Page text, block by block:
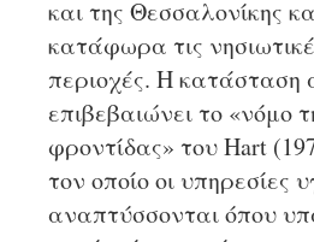
και της Θεσσαλονίκης
κατάφωρα τις
περιοχές. Η κατάσταση
επιβεβαιώνει το «νόμο
φροντίδας» του Hart
τον οποίο οι υπηρεσίες
αναπτύσσονται όπου